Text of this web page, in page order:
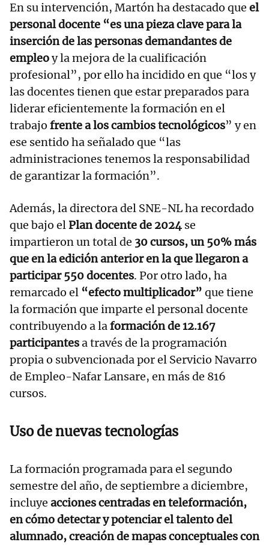
En su intervención, Martón ha destacado que el
personal docente “es una pieza clave para la
inserción de las personas demandantes de
empleoy la mejora de la cualificación
profesional”, por ello ha incidido en que “los y
las docentes tienen que estar preparados para
liderar eficientemente la formación en el
trabajo frente a los cambios tecnológicos” y en
ese sentido ha señalado que “las
administraciones tenemos la responsabilidad
de garantizar la formación”.
Además, la directora del SNE-NL ha recordado
que bajo elPlan docente de 2024 se
impartieron un total de 30 cursos, un 50% más
que en la edición anterior en la que llegaron a
participar 550 docentes. Por otro lado, ha
remarcado el “efecto multiplicador” que tiene
la formación que imparte el personal docente
contribuyendo a laformación de 12.167
participantesa través de la programación
propia o subvencionada por el Servicio Navarro
de Empleo-Nafar Lansare, en más de 816
cursos.
Uso de nuevas tecnologías
La formación programada para el segundo
semestre del año, de septiembre a diciembre,
incluye acciones centradas en teleformación,
en cómo detectar y potenciar el talento del
alumnado, creación de mapas conceptuales con